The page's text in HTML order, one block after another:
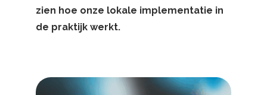
zien hoe onze lokale implementatie in
de praktijk werkt.